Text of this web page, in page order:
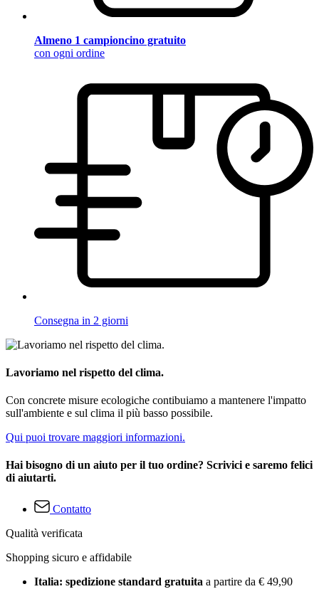
Almeno 1 campioncino gratuito
con ogni ordine
Consegna in 2 giorni
Lavoriamo nel rispetto del clima.
Con concrete misure ecologiche contibuiamo a mantenere l'impatto
sull'ambiente e sul clima il più basso possibile.
Qui puoi trovare maggiori informazioni.
Hai bisogno di un aiuto per il tuo ordine? Scrivici e saremo felici
di aiutarti.
Contatto
Qualità verificata
Shopping sicuro e affidabile
Italia: spedizione standard gratuita a partire da € 49,90